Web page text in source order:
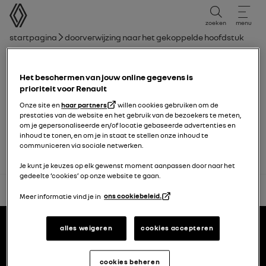
Gebruikershandleiding
zoeken menu
broodkruimelnavigatie
Startpagina Doorverwijzing naar het gekoppelde hoofdstuk
Beeld achterkant
Elektrische ruiten
Voettekst
gebruikershandleidingen
Het beschermen van jouw online gegevens is
prioriteit voor Renault
Onze site enhaar partners
willen cookies gebruiken om de
prestaties van de website en het gebruik van de bezoekers te meten,
om je gepersonaliseerde en/of locatie gebaseerde advertenties en
inhoud te tonen, en om je in staat te stellen onze inhoud te
communiceren via sociale netwerken.
Je kunt je keuzes op elk gewenst moment aanpassen door naar het
gedeelte ‘cookies’ op onze website te gaan.
Meer informatie vind je in ons cookiebeleid.
alles weigeren cookies accepteren
cookies beheren